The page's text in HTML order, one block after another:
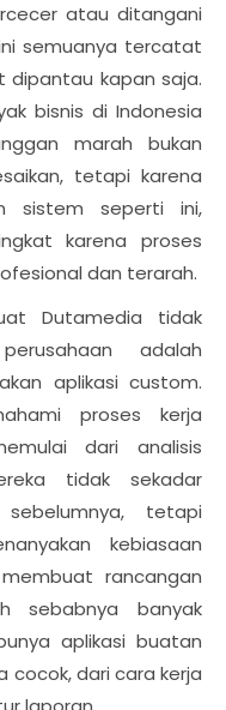
atau ditangani
semuanya tercatat
kapan saja.
bisnis di Indonesia
marah bukan
tetapi karena
sistem seperti ini,
karena proses
dan terarah.
Dutamedia tidak
adalah
aplikasi custom.
proses kerja
dari analisis
tidak sekadar
tetapi
kebiasaan
rancangan
sebabnya banyak
aplikasi buatan
cocok, dari cara kerja